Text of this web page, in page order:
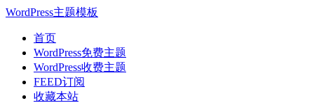
WordPress主题模板
首页
WordPress免费主题
WordPress收费主题
FEED订阅
收藏本站